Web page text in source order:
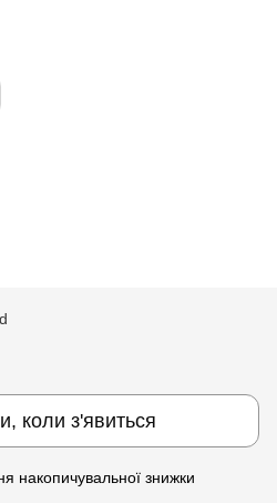
коли з'явиться
накопичувальної знижки